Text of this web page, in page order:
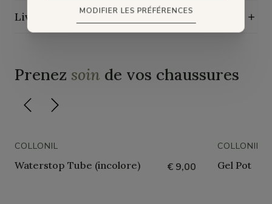
Livraison, échange et retours
Prenez soin de vos chaussures
COLLONIL
Waterstop Tube (incolore) € 9,00
COLLONIL
Gel Pot
MODIFIER LES PRÉFÉRENCES